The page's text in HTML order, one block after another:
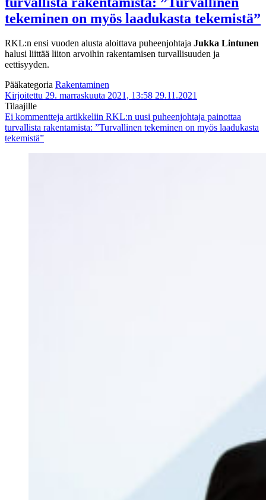
tekeminen on myös laadukasta tekemistä”
RKL:n ensi vuoden alusta aloittava puheenjohtaja Jukka Lintunen
halusi liittää liiton arvoihin rakentamisen turvallisuuden ja
eettisyyden.
Pääkategoria Rakentaminen
Kirjoitettu 29. marraskuuta 2021, 13:58 29.11.2021
Tilaajille
Ei kommentteja artikkeliin RKL:n uusi puheenjohtaja painottaa
turvallista rakentamista: ”Turvallinen tekeminen on myös laadukasta
tekemistä”